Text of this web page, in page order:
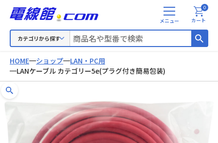
カテゴリから探す
メ
ニ
カート
0
HOME ショップ
LAN・PC用
LANケーブル カテゴリー5e(プラグ付き簡易包装)